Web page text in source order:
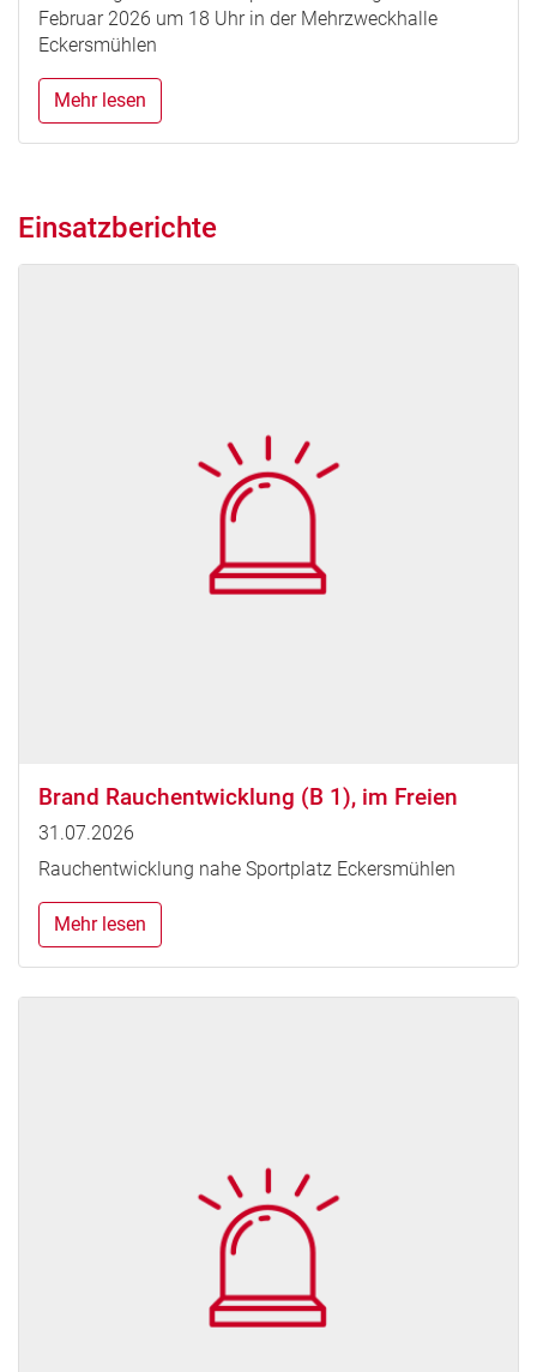
Februar 2026 um 18 Uhr in der Mehrzweckhalle
Eckersmühlen
Mehr lesen
Einsatzberichte
Brand Rauchentwicklung (B 1), im Freien
31.07.2026
Rauchentwicklung nahe Sportplatz Eckersmühlen
Mehr lesen